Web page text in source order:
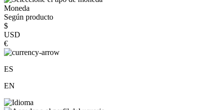
Moneda
Según producto
$
USD
€
ES
EN